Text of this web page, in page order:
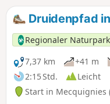
Druidenpfad
Regionaler Naturpark
7,37 km
+41 m
2:15 Std.
Leicht
Start in Mecquignies